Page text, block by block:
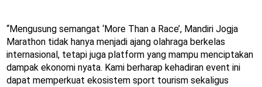
“Mengusung semangat ‘More Than a Race’, Mandiri Jogja
Marathon tidak hanya menjadi ajang olahraga berkelas
internasional, tetapi juga platform yang mampu menciptakan
dampak ekonomi nyata. Kami berharap kehadiran event ini
dapat memperkuat ekosistem sport tourism sekaligus